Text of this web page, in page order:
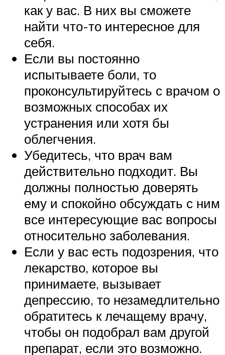
как у вас. В них вы сможете
найти что-то интересное для
себя.
Если вы постоянно
испытываете боли, то
проконсультируйтесь с врачом о
возможных способах их
устранения или хотя бы
облегчения.
Убедитесь, что врач вам
действительно подходит. Вы
должны полностью доверять
ему и спокойно обсуждать с ним
все интересующие вас вопросы
относительно заболевания.
Если у вас есть подозрения, что
лекарство, которое вы
принимаете, вызывает
депрессию, то незамедлительно
обратитесь к лечащему врачу,
чтобы он подобрал вам другой
препарат, если это возможно.